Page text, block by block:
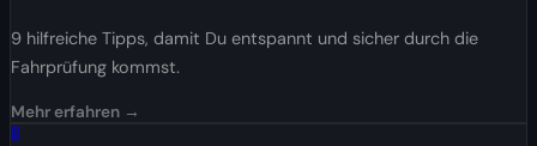
9 hilfreiche Tipps, damit Du entspannt und sicher durch die
Fahrprüfung kommst.
Mehr erfahren →
🚦